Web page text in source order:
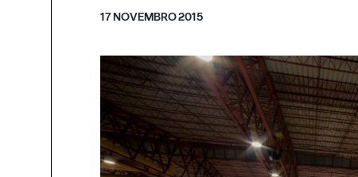
17 NOVEMBRO 2015